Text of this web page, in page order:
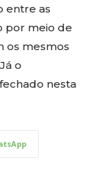
entre as
por meio de
os mesmos
o
nesta